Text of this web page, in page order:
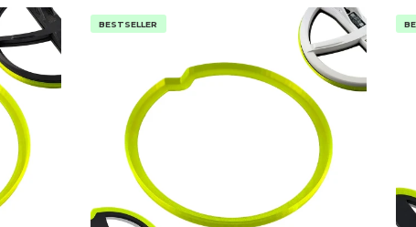
BESTSELLER